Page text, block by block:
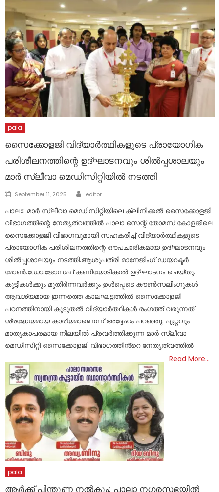
pala
സൈക്കോളജി വിദ്യാർത്ഥികളുടെ പ്രായോ​ഗിക
പരിശീലനത്തിന്റെ ഉദ്ഘാടനവും ശിൽപ്പശാലയും
മാർ സ്ലീവാ മെഡിസിറ്റിയിൽ നടത്തി
Posted
September 11, 2025 Author
editor
പാലാ: മാർ സ്ലീവാ മെഡിസിറ്റിയിലെ ക്ലിനിക്കൽ സൈക്കോളജി
വിഭാ​ഗത്തിന്റെ നേതൃത്വത്തിൽ പാലാ സെന്റ് തോമസ് കോളജിലെ
സൈക്കോളജി വിഭാ​​ഗവുമായി സ​ഹകരിച്ച് വിദ്യാർത്ഥികളുടെ
പ്രായോ​ഗിക പരിശീലനത്തിന്റെ ഔപചാരികമായ ഉദ്ഘാടനവും
ശിൽപ്പശാലയും നടത്തി.ആശുപത്രി മാനേജിം​ഗ് ഡയറക്ടർ
മോൺ.ഡോ.ജോസഫ് കണിയോടിക്കൽ ഉദ്ഘാടനം ചെയ്തു.
കുട്ടികൾക്കും മുതിർന്നവർക്കും ഉൾപ്പെടെ കൗൺസലിം​ഗുകൾ
ആവശ്യമായ ഇന്നത്തെ കാലഘട്ടത്തിൽ സൈക്കോളജി
പഠനത്തിനായി കൂടുതൽ വിദ്യാർത്ഥികൾ രം​ഗത്ത് വരുന്നത്
ശ്രദ്ധേയമായ കാര്യമാണെന്ന് അദ്ദേഹം പറഞ്ഞു. ഏറ്റവും
മാതൃകാപരമായ നിലയിൽ പ്രവർത്തിക്കുന്ന മാർ സ്ലീവാ
മെഡിസിറ്റി സൈക്കോളജി വിഭാഗത്തിൻ്റെ നേതൃത്വത്തിൽ
Read More…
pala
ആർക്ക് പിന്തുണ നൽകും; പാലാ നഗരസഭയിൽ